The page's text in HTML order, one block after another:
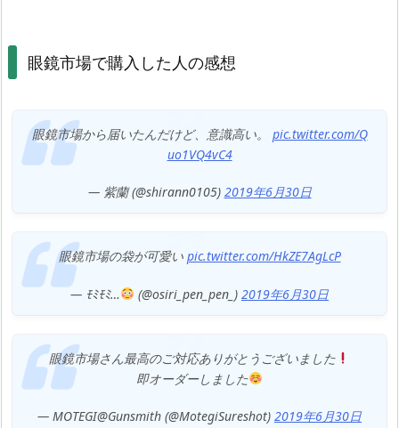
眼鏡市場で購入した人の感想
眼鏡市場から届いたんだけど、意識高い。 pic.twitter.com/Q
uo1VQ4vC4
— 紫蘭 (@shirann0105) 2019年6月30日
眼鏡市場の袋が可愛い pic.twitter.com/HkZE7AgLcP
— ﾓﾐﾓﾐ… (@osiri_pen_pen_) 2019年6月30日
眼鏡市場さん最高のご対応ありがとうございました
即オーダーしました
— MOTEGI@Gunsmith (@MotegiSureshot) 2019年6月30日